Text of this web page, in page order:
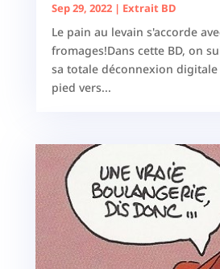
Sep 29, 2022| Extrait BD
Le pain au levain s'accorde
fromages!Dans cette BD, on
sa totale déconnexion digitale
pied vers...